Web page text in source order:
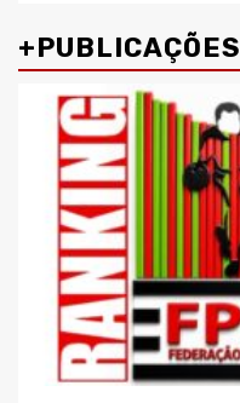
+PUBLICAÇÕES